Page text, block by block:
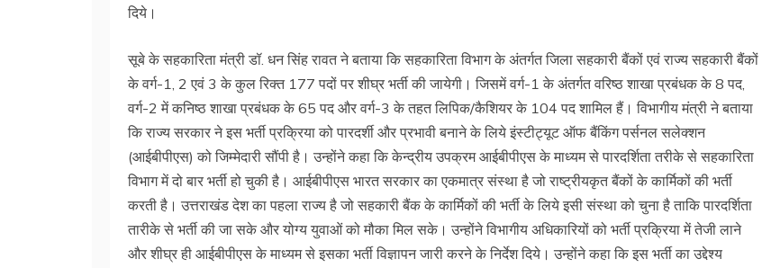
दिये।
सूबे के सहकारिता मंत्री डॉ. धन सिंह रावत ने बताया कि सहकारिता विभाग के अंतर्गत जिला सहकारी बैंकों एवं राज्य सहकारी बैंकों
के वर्ग-1, 2 एवं 3 के कुल रिक्त 177 पदों पर शीघ्र भर्ती की जायेगी। जिसमें वर्ग-1 के अंतर्गत वरिष्ठ शाखा प्रबंधक के 8 पद,
वर्ग-2 में कनिष्ठ शाखा प्रबंधक के 65 पद और वर्ग-3 के तहत लिपिक/कैशियर के 104 पद शामिल हैं। विभागीय मंत्री ने बताया
कि राज्य सरकार ने इस भर्ती प्रक्रिया को पारदर्शी और प्रभावी बनाने के लिये इंस्टीट्यूट ऑफ बैंकिंग पर्सनल सलेक्शन
(आईबीपीएस) को जिम्मेदारी सौंपी है। उन्होंने कहा कि केन्द्रीय उपक्रम आईबीपीएस के माध्यम से पारदर्शिता तरीके से सहकारिता
विभाग में दो बार भर्ती हो चुकी है। आईबीपीएस भारत सरकार का एकमात्र संस्था है जो राष्ट्रीयकृत बैंकों के कार्मिकों की भर्ती
करती है। उत्तराखंड देश का पहला राज्य है जो सहकारी बैंक के कार्मिकों की भर्ती के लिये इसी संस्था को चुना है ताकि पारदर्शिता
तारीके से भर्ती की जा सके और योग्य युवाओं को मौका मिल सके। उन्होंने विभागीय अधिकारियों को भर्ती प्रक्रिया में तेजी लाने
और शीघ्र ही आईबीपीएस के माध्यम से इसका भर्ती विज्ञापन जारी करने के निर्देश दिये। उन्होंने कहा कि इस भर्ती का उद्देश्य